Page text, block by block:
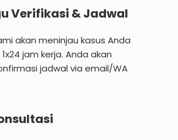
Verifikasi & Jadwal
akan meninjau kasus Anda
jam kerja. Anda akan
jadwal via email/WA